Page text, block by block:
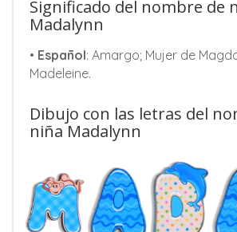
Significado del nombre de
Madalynn
• Español: Amargo; Mujer de
Madeleine.
Dibujo con las letras del
niña Madalynn